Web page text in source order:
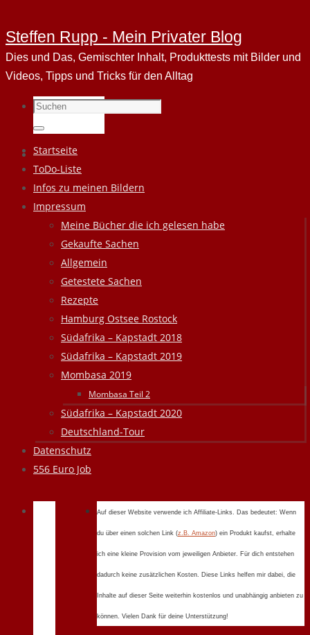
Steffen Rupp - Mein Privater Blog
Dies und Das, Gemischter Inhalt, Produkttests mit Bilder und
Videos, Tipps und Tricks für den Alltag
Suchen
nach:
Suchen
Zum
Inhalt
springen
Startseite
ToDo-Liste
Infos zu meinen Bildern
Impressum
Meine Bücher die ich gelesen habe
Gekaufte Sachen
Allgemein
Getestete Sachen
Rezepte
Hamburg Ostsee Rostock
Südafrika – Kapstadt 2018
Südafrika – Kapstadt 2019
Mombasa 2019
Mombasa Teil 2
Südafrika – Kapstadt 2020
Deutschland-Tour
Datenschutz
556 Euro Job
Auf dieser Website verwende ich Affiliate-Links. Das bedeutet: Wenn
du über einen solchen Link (z.B. Amazon) ein Produkt kaufst, erhalte
ich eine kleine Provision vom jeweiligen Anbieter. Für dich entstehen
dadurch keine zusätzlichen Kosten. Diese Links helfen mir dabei, die
Inhalte auf dieser Seite weiterhin kostenlos und unabhängig anbieten zu
können. Vielen Dank für deine Unterstützung!